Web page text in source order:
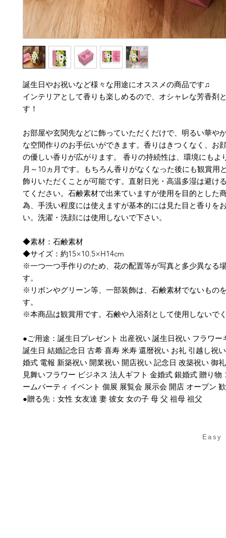
誕生日やお祝いなど様々な用途にオススメの商品です♫
インテリアとして香りも楽しめるので、オシャレな芳香剤
す！
お部屋や玄関先などに飾っていただくだけで、明るい華や
な空間作りのお手伝いができます。香りはきつくなく、お
の優しい香りが広がります。 香りの持続性は、環境にもよ
月～10ヵ月です。もちろん香りがなくなった後にも観賞用
飾りいただくことが可能です。直射日光・高温多湿は避け
てください。石鹸素材で出来ていますが使用を目的とした
為、手洗い程度には使えますが基本的には見た目と香りを
い。洗濯・洗顔には使用しないで下さい。
◆素材：石鹸素材
◆サイズ：約15×10.5×H14cm
※一つ一つ手作りのため、花の配置等が写真と多少異なる
す。
※リボンやグリーン等、一部装飾は、石鹸素材でないもの
す。
※本商品は観賞用です。石鹸や入浴剤として使用しないで
●ご用途：誕生日プレゼント 出産祝い 誕生日祝い フラワー
誕生日 結婚記念日 古希 喜寿 米寿 還暦祝い お礼 引越し祝
婚式 電報 新築祝い 開業祝い 開店祝い 記念日 改築祝い 御
見舞いフラワー ビジネス 法人ギフト 金婚式 銀婚式 贈り物
ームパーティ イベント 個展 展覧会 展示会 開店 オープン
●贈る先：女性 女友達 妻 彼女 女の子 母 父 祖母 祖父
Easy